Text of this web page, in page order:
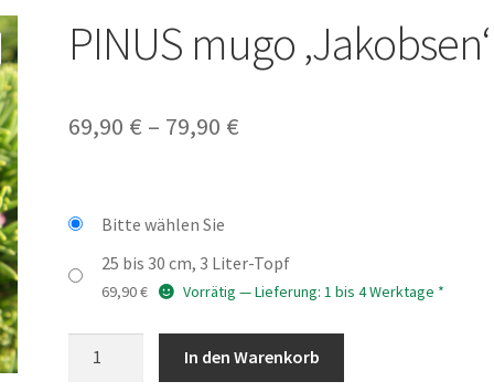
PINUS mugo ‚Jakobsen‘
69,90 € – 79,90 €
Bitte wählen Sie
25 bis 30 cm, 3 Liter-Topf
69,90€ Vorrätig — Lieferung: 1 bis 4 Werktage *
In den Warenkorb